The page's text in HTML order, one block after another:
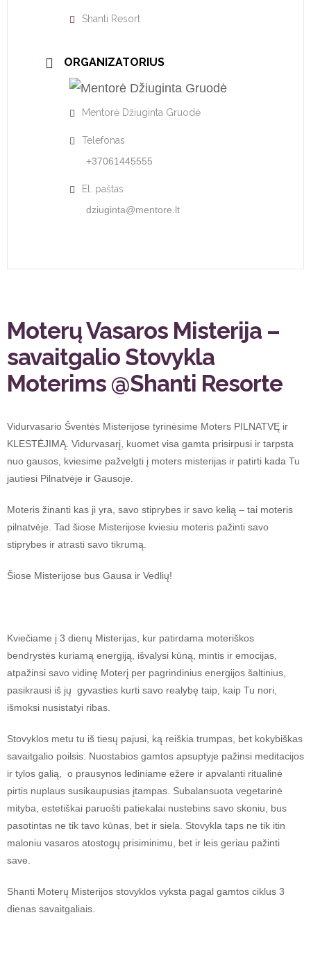
Moterų Vasaros Misterija –
savaitgalio Stovykla
Moterims @Shanti Resorte
Vidurvasario Šventės Misterijose tyrinėsime Moters PILNATVĘ ir
KLESTĖJIMĄ. Vidurvasarį, kuomet visa gamta prisirpusi ir tarpsta
nuo gausos, kviesime pažvelgti į moters misterijas ir patirti kada Tu
jautiesi Pilnatvėje ir Gausoje.
Moteris žinanti kas ji yra, savo stiprybes ir savo kelią – tai moteris
pilnatvėje. Tad šiose Misterijose kviesiu moteris pažinti savo
stiprybes ir atrasti savo tikrumą.
Šiose Misterijose bus Gausa ir Vedlių!
Kviečiame į 3 dienų Misterijas, kur patirdama moteriškos
bendrystės kuriamą energiją, išvalysi kūną, mintis ir emocijas,
atpažinsi savo vidinę Moterį per pagrindinius energijos šaltinius,
pasikrausi iš jų gyvasties kurti savo realybę taip, kaip Tu nori,
išmoksi nusistatyi ribas.
Stovyklos metu tu iš tiesų pajusi, ką reiškia trumpas, bet kokybiškas
savaitgalio poilsis. Nuostabios gamtos apsuptyje pažinsi meditacijos
ir tylos galią, o prausynos lediniame ežere ir apvalanti ritualinė
pirtis nuplaus susikaupusias įtampas. Subalansuota vegetarinė
mityba, estetiškai paruošti patiekalai nustebins savo skoniu, bus
pasotintas ne tik tavo kūnas, bet ir siela. Stovykla taps ne tik itin
maloniu vasaros atostogų prisiminimu, bet ir leis geriau pažinti
save.
Shanti Moterų Misterijos stovyklos vyksta pagal gamtos ciklus 3
dienas savaitgaliais.
Shanti Resort
ORGANIZATORIUS
Mentorė Džiuginta Gruodė
Telefonas
+37061445555
El. paštas
dziuginta@mentore.lt